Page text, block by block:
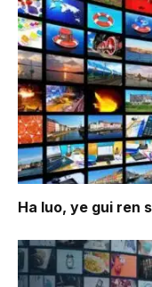
Ha luo, ye gui ren